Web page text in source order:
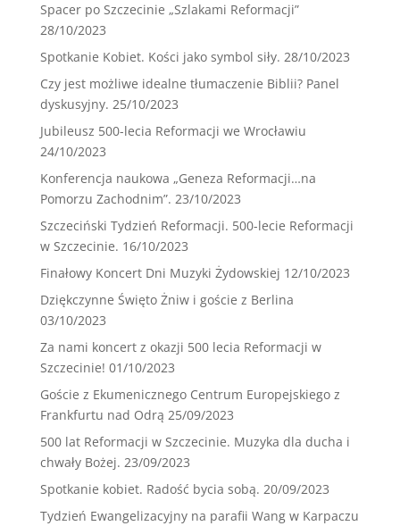
Spacer po Szczecinie „Szlakami Reformacji”
28/10/2023
Spotkanie Kobiet. Kości jako symbol siły. 28/10/2023
Czy jest możliwe idealne tłumaczenie Biblii? Panel
dyskusyjny. 25/10/2023
Jubileusz 500-lecia Reformacji we Wrocławiu
24/10/2023
Konferencja naukowa „Geneza Reformacji…na
Pomorzu Zachodnim”. 23/10/2023
Szczeciński Tydzień Reformacji. 500-lecie Reformacji
w Szczecinie. 16/10/2023
Finałowy Koncert Dni Muzyki Żydowskiej 12/10/2023
Dziękczynne Święto Żniw i goście z Berlina
03/10/2023
Za nami koncert z okazji 500 lecia Reformacji w
Szczecinie! 01/10/2023
Goście z Ekumenicznego Centrum Europejskiego z
Frankfurtu nad Odrą 25/09/2023
500 lat Reformacji w Szczecinie. Muzyka dla ducha i
chwały Bożej. 23/09/2023
Spotkanie kobiet. Radość bycia sobą. 20/09/2023
Tydzień Ewangelizacyjny na parafii Wang w Karpaczu